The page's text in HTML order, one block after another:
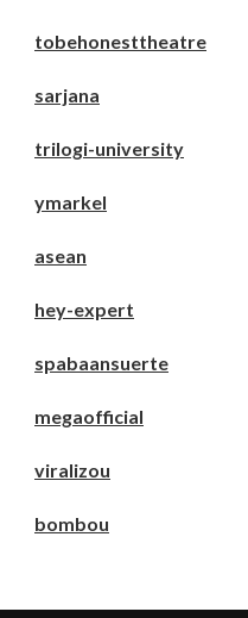
tobehonesttheatre
sarjana
trilogi-university
ymarkel
asean
hey-expert
spabaansuerte
megaofficial
viralizou
bombou